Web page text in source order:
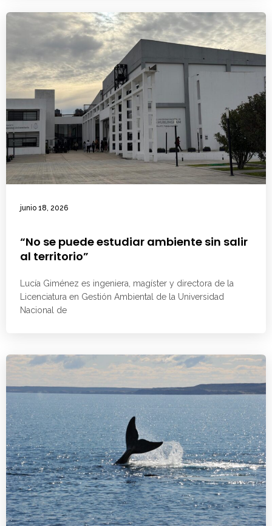
junio 18, 2026
“No se puede estudiar ambiente sin salir
al territorio”
Lucía Giménez es ingeniera, magíster y directora de la
Licenciatura en Gestión Ambiental de la Universidad
Nacional de